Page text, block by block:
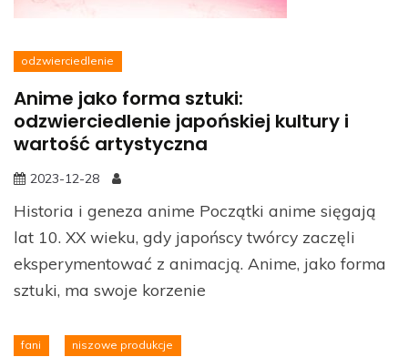
odzwierciedlenie
Anime jako forma sztuki:
odzwierciedlenie japońskiej kultury i
wartość artystyczna
2023-12-28
Historia i geneza anime Początki anime sięgają
lat 10. XX wieku, gdy japońscy twórcy zaczęli
eksperymentować z animacją. Anime, jako forma
sztuki, ma swoje korzenie
fani niszowe produkcje